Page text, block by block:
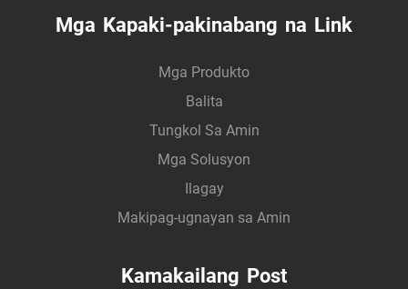
Mga Kapaki-pakinabang na Link
Mga Produkto
Balita
Tungkol Sa Amin
Mga Solusyon
Ilagay
Makipag-ugnayan sa Amin
Kamakailang Post